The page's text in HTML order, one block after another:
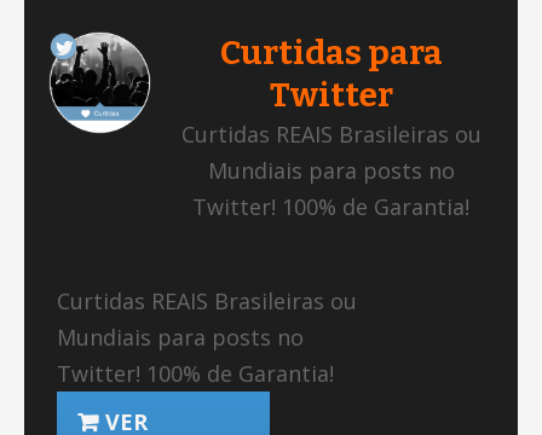
Curtidas para
Twitter
Curtidas REAIS Brasileiras ou
Mundiais para posts no
Twitter! 100% de Garantia!
Curtidas REAIS Brasileiras ou
Mundiais para posts no
Twitter! 100% de Garantia!
VER